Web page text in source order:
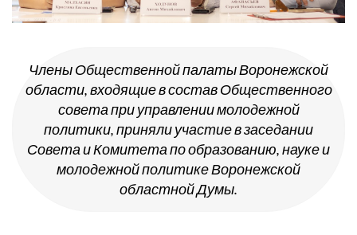
Члены Общественной палаты Воронежской
области, входящие в состав Общественного
совета при управлении молодежной
политики, приняли участие в заседании
Совета и Комитета по образованию, науке и
молодежной политике Воронежской
областной Думы.